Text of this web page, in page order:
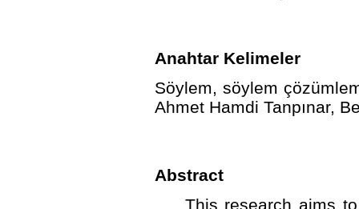
Anahtar Kelimeler
Söylem, söylem
Ahmet Hamdi Tanpınar,
Abstract
This research aims to